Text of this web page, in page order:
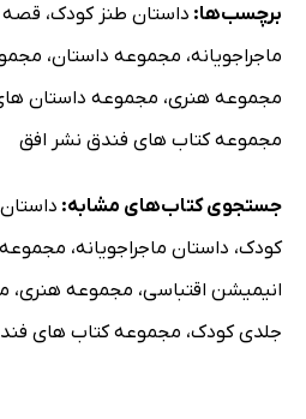
برچسب‌ها: داستان طنز کودک، قصه
ماجراجویانه، مجموعه داستان،
مجموعه هنری، مجموعه داستان
مجموعه کتاب های فندق نشر افق
جستجوی کتاب‌های مشابه:
کودک، داستان ماجراجویانه،
انیمیشن اقتباسی، مجموعه هنری،
جلدی کودک، مجموعه کتاب های